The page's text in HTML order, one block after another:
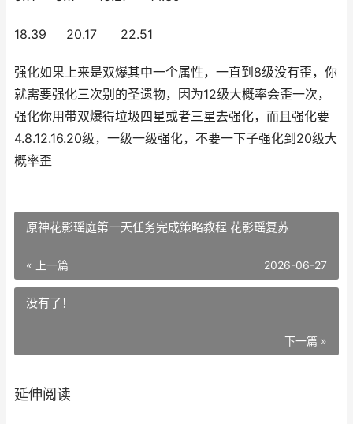
18.39 20.17 22.51
强化如果上来是双爆其中一个属性，一直到8级没有歪，你
就需要强化三次别的圣遗物，因为12级大概率会歪一次，
强化你用带双爆得垃圾四星或者三星去强化，而且强化要
4.8.12.16.20级，一级一级强化，不要一下子强化到20级大
概率歪
原神花影瑶庭第一天任务完成策略教程 花影瑶复苏
« 上一篇 2026-06-27
没有了！
下一篇 »
延伸阅读